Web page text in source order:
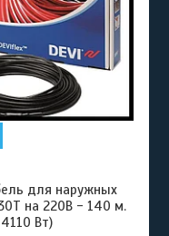
для наружных
на 220В - 140 м.
Вт)